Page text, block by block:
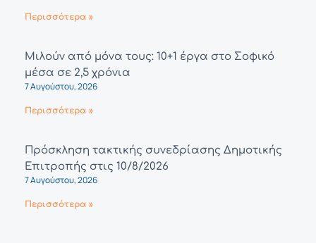
Περισσότερα »
Μιλούν από μόνα τους: 10+1 έργα στο Σοφικό
μέσα σε 2,5 χρόνια
7 Αυγούστου, 2026
Περισσότερα »
Πρόσκληση τακτικής συνεδρίασης Δημοτικής
Επιτροπής στις 10/8/2026
7 Αυγούστου, 2026
Περισσότερα »